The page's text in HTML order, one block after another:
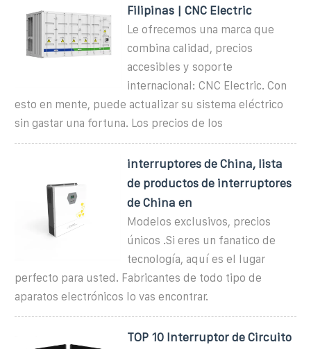
Filipinas | CNC Electric
Le ofrecemos una marca que
combina calidad, precios
accesibles y soporte
internacional: CNC Electric. Con
esto en mente, puede actualizar su sistema eléctrico
sin gastar una fortuna. Los precios de los
interruptores de China, lista
de productos de interruptores
de China en
Modelos exclusivos, precios
únicos .Si eres un fanatico de
tecnología, aquí es el lugar
perfecto para usted. Fabricantes de todo tipo de
aparatos electrónicos lo vas encontrar.
TOP 10 Interruptor de Circuito